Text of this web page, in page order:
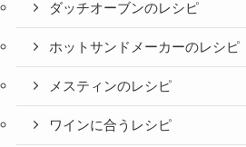
ダッチオーブンのレシピ
ホットサンドメーカーのレシピ
メスティンのレシピ
ワインに合うレシピ